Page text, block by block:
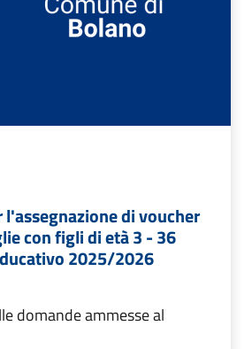
di voucher
con figli di età 3 - 36
2025/2026
domande ammesse al